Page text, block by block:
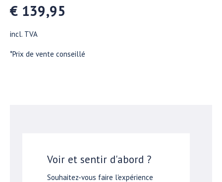
€ 139,95
incl. TVA
*Prix de vente conseillé
Voir et sentir d'abord ?
Souhaitez-vous faire l'expérience